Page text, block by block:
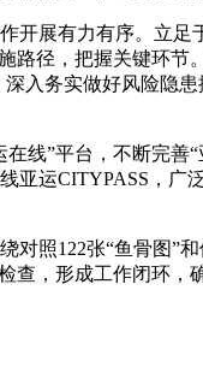
展有力有序。立
径，把握关键环节
入务实做好风险隐
线”平台，不断完
运CITYPASS，广
照122张“鱼骨图”
，形成工作闭环，